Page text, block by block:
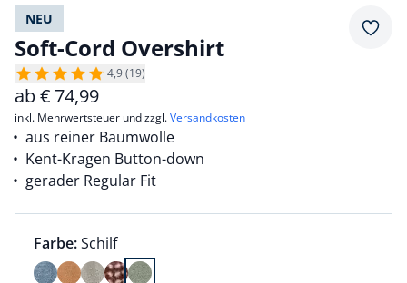
NEU
Soft-Cord Overshirt
4,9 (19)
ab€ 74,99
inkl. Mehrwertsteuer und zzgl.Versandkosten
aus reiner Baumwolle
Kent-Kragen Button-down
gerader Regular Fit
Farbauswahl:
Farbe:aktuell ausgewählt:
Schilf
Farbe Schilf ausgewählt